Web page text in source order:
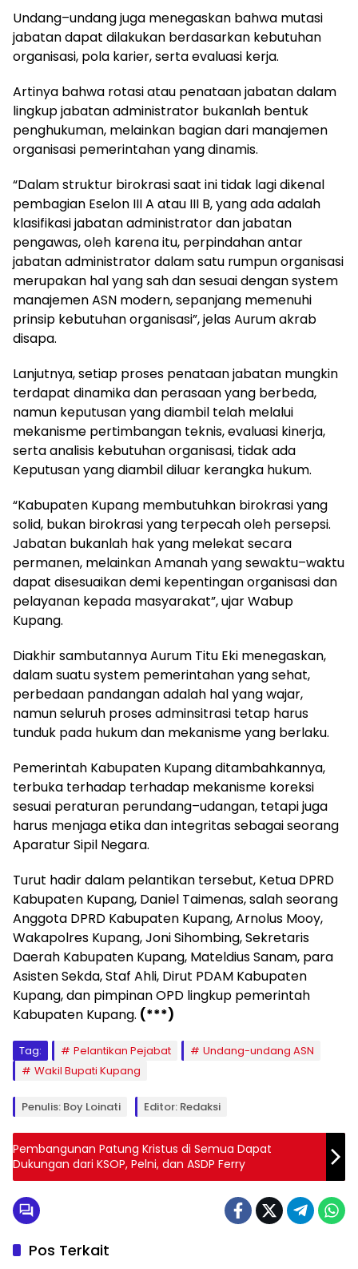
Undang–undang juga menegaskan bahwa mutasi
jabatan dapat dilakukan berdasarkan kebutuhan
organisasi, pola karier, serta evaluasi kerja.
Artinya bahwa rotasi atau penataan jabatan dalam
lingkup jabatan administrator bukanlah bentuk
penghukuman, melainkan bagian dari manajemen
organisasi pemerintahan yang dinamis.
“Dalam struktur birokrasi saat ini tidak lagi dikenal
pembagian Eselon III A atau III B, yang ada adalah
klasifikasi jabatan administrator dan jabatan
pengawas, oleh karena itu, perpindahan antar
jabatan administrator dalam satu rumpun organisasi
merupakan hal yang sah dan sesuai dengan system
manajemen ASN modern, sepanjang memenuhi
prinsip kebutuhan organisasi”, jelas Aurum akrab
disapa.
Lanjutnya, setiap proses penataan jabatan mungkin
terdapat dinamika dan perasaan yang berbeda,
namun keputusan yang diambil telah melalui
mekanisme pertimbangan teknis, evaluasi kinerja,
serta analisis kebutuhan organisasi, tidak ada
Keputusan yang diambil diluar kerangka hukum.
“Kabupaten Kupang membutuhkan birokrasi yang
solid, bukan birokrasi yang terpecah oleh persepsi.
Jabatan bukanlah hak yang melekat secara
permanen, melainkan Amanah yang sewaktu–waktu
dapat disesuaikan demi kepentingan organisasi dan
pelayanan kepada masyarakat”, ujar Wabup
Kupang.
Diakhir sambutannya Aurum Titu Eki menegaskan,
dalam suatu system pemerintahan yang sehat,
perbedaan pandangan adalah hal yang wajar,
namun seluruh proses adminsitrasi tetap harus
tunduk pada hukum dan mekanisme yang berlaku.
Pemerintah Kabupaten Kupang ditambahkannya,
terbuka terhadap terhadap mekanisme koreksi
sesuai peraturan perundang–udangan, tetapi juga
harus menjaga etika dan integritas sebagai seorang
Aparatur Sipil Negara.
Turut hadir dalam pelantikan tersebut, Ketua DPRD
Kabupaten Kupang, Daniel Taimenas, salah seorang
Anggota DPRD Kabupaten Kupang, Arnolus Mooy,
Wakapolres Kupang, Joni Sihombing, Sekretaris
Daerah Kabupaten Kupang, Mateldius Sanam, para
Asisten Sekda, Staf Ahli, Dirut PDAM Kabupaten
Kupang, dan pimpinan OPD lingkup pemerintah
Kabupaten Kupang. (***)
Tag: Pelantikan Pejabat
Undang-undang ASN
Wakil Bupati Kupang
Penulis: Boy Loinati Editor: Redaksi
Pembangunan Patung Kristus di Semua Dapat
Dukungan dari KSOP, Pelni, dan ASDP Ferry
Pos Terkait